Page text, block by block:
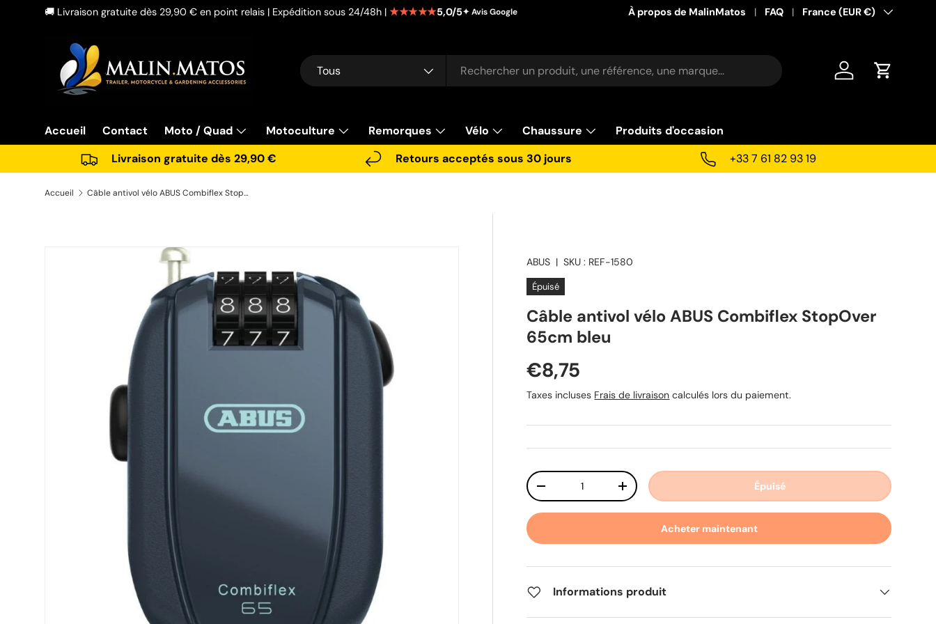
🚚 Livraison gratuite dès 29,90 € en point relais | Expédition sous 24/48h | ★★★★★5,0/5✦ Avis Google À propos de MalinMatos FAQ Pays
France (EUR €)
Recherche
Type de produit
Tous Se connecter
Panier
Accueil Contact Moto / Quad Motoculture Remorques Vélo Chaussure
Produits d'occasion
Livraison gratuite dès 29,90 €
Retours acceptés sous 30 jours +33 7 61 82 93 19
Accueil Câble antivol vélo ABUS Combiflex StopOver 65cm bleu
Passer aux informations produits
ABUS |SKU : REF-1580
Épuisé
Câble antivol vélo ABUS Combiflex StopOver
65cm bleu
Prix habituel
€8,75
Taxes incluses Frais de livraison calculés lors du paiement.
Qté
Diminuer la quantitéAugmenter la quantité Épuisé
Acheter maintenant
Informations produit